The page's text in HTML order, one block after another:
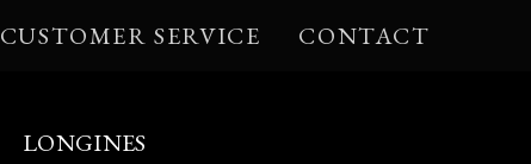
CUSTOMER SERVICE CONTACT
LONGINES